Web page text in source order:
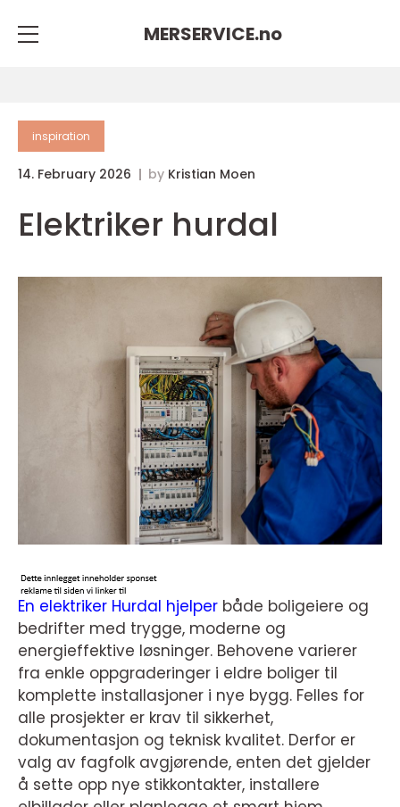
MERSERVICE.no
inspiration
14. February 2026 by Kristian Moen
Elektriker hurdal
En elektriker Hurdal hjelper både boligeiere og
bedrifter med trygge, moderne og
energieffektive løsninger. Behovene varierer
fra enkle oppgraderinger i eldre boliger til
komplette installasjoner i nye bygg. Felles for
alle prosjekter er krav til sikkerhet,
dokumentasjon og teknisk kvalitet. Derfor er
valg av fagfolk avgjørende, enten det gjelder
å sette opp nye stikkontakter, installere